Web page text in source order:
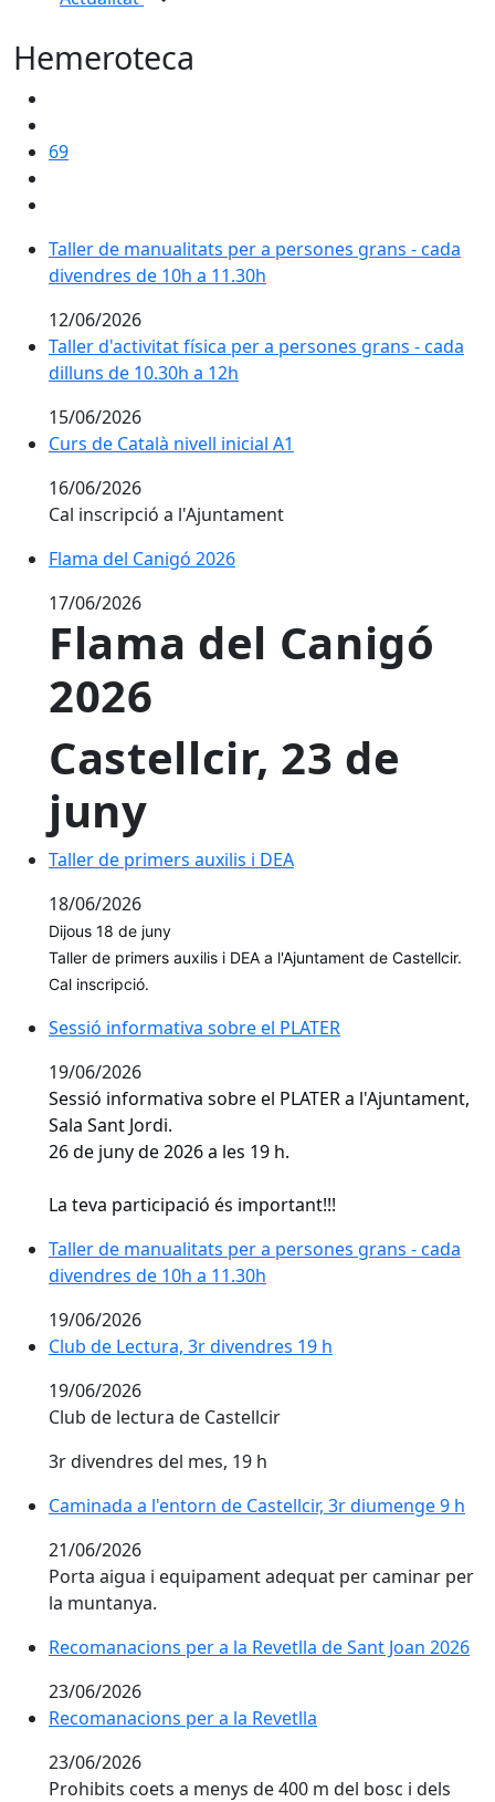
Hemeroteca
69
Taller de manualitats per a persones grans - cada
divendres de 10h a 11.30h
12/06/2026
Taller d'activitat física per a persones grans - cada
dilluns de 10.30h a 12h
15/06/2026
Curs de Català nivell inicial A1
16/06/2026
Cal inscripció a l'Ajuntament
Flama del Canigó 2026
Flama del Canigó 2026
17/06/2026
Flama del Canigó
2026
Castellcir, 23 de
juny
Taller de primers auxilis i DEA
Taller de primers auxilis i DEA
18/06/2026
Dijous 18 de juny
Taller de primers auxilis i DEA a l'Ajuntament de Castellcir.
Cal inscripció.
Sessió informativa sobre el PLATER
Sessió informativa sobre el PLATER
19/06/2026
Sessió informativa sobre el PLATER a l'Ajuntament,
Sala Sant Jordi.
26 de juny de 2026 a les 19 h.
La teva participació és important!!!
Taller de manualitats per a persones grans - cada
divendres de 10h a 11.30h
19/06/2026
Club de Lectura, 3r divendres 19 h
Club de Lectura, 3r divendres 19 h
19/06/2026
Club de lectura de Castellcir
3r divendres del mes, 19 h
Caminada a l'entorn de Castellcir, 3r diumenge 9 h
21/06/2026
Porta aigua i equipament adequat per caminar per
la muntanya.
Recomanacions per a la Revetlla de Sant Joan 2026
Recomanacions per a la Revetlla de Sant Joan 2026
23/06/2026
Recomanacions per a la Revetlla
Recomanacions per a la Revetlla
23/06/2026
Prohibits coets a menys de 400 m del bosc i dels